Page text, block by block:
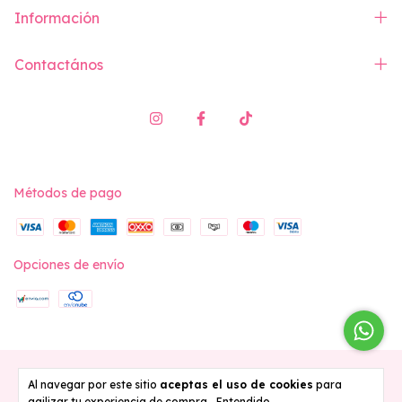
Al navegar por este sitio aceptas el uso de cookies para
Información
Contactános
Métodos de pago
Opciones de envío
Copyright Vita Swimwear - 2026. Todos los derechos reservados.